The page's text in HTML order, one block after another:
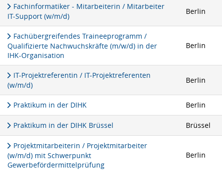
Fachinformatiker - Mitarbeiterin / Mitarbeiter
IT-Support (w/m/d)
Berlin
Fachübergreifendes Traineeprogramm /
Qualifizierte Nachwuchskräfte (m/w/d) in der
IHK-Organisation
Berlin
IT-Projektreferentin / IT-Projektreferenten
(w/m/d)
Berlin
Praktikum in der DIHK Berlin
Praktikum in der DIHK Brüssel Brüssel
Projektmitarbeiterin / Projektmitarbeiter
(w/m/d) mit Schwerpunkt
Gewerbefördermittelprüfung
Berlin